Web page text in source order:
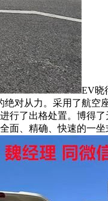
EV晓
对从力。采用了航
行了出格处置。博得
、精确、快速的一